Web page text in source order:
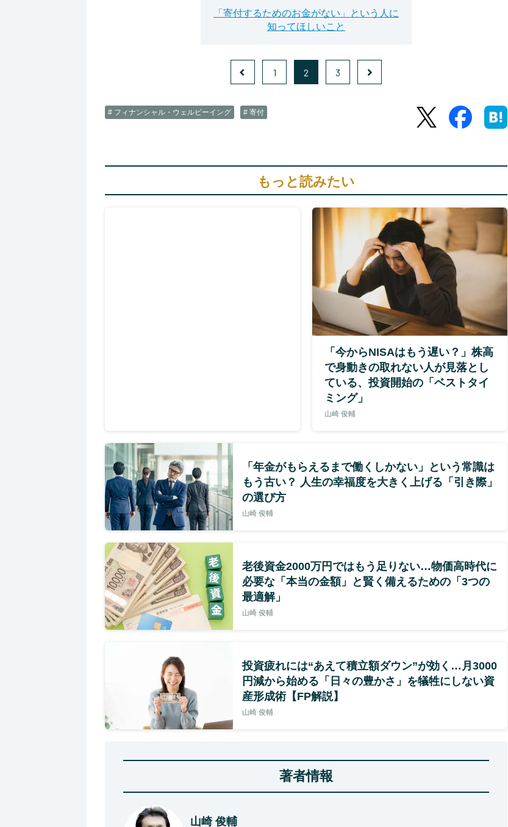
「寄付するためのお金がない」という人に
知ってほしいこと
1 2 3
# フィナンシャル・ウェルビーイング # 寄付
もっと読みたい
「今からNISAはもう遅い？」株高
で身動きの取れない人が見落とし
ている、投資開始の「ベストタイ
ミング」
山崎 俊輔
「年金がもらえるまで働くしかない」という常識は
もう古い？ 人生の幸福度を大きく上げる「引き際」
の選び方
山崎 俊輔
老後資金2000万円ではもう足りない…物価高時代に
必要な「本当の金額」と賢く備えるための「3つの
最適解」
山崎 俊輔
投資疲れには“あえて積立額ダウン”が効く…月3000
円減から始める「日々の豊かさ」を犠牲にしない資
産形成術【FP解説】
山崎 俊輔
著者情報
山崎 俊輔